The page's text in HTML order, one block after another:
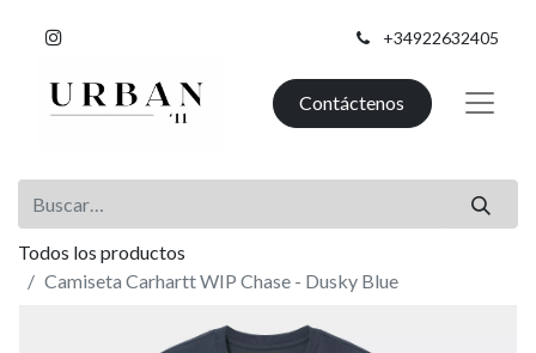
+34922632405
Contáctenos
Todos los productos
Camiseta Carhartt WIP Chase - Dusky Blue